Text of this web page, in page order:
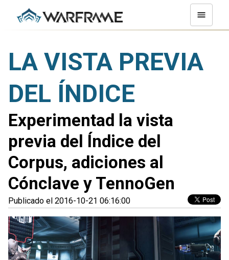
LA VISTA PREVIA
DEL ÍNDICE
Experimentad la vista
previa del Índice del
Corpus, adiciones al
Cónclave y TennoGen
Publicado el 2016-10-21 06:16:00